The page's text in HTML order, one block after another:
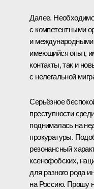
Далее.
с компетентными
и международными
имеющийся опыт,
контакты, так и
с нелегальной
Серьёзное
преступности
поднималась на
прокуратуры.
резонансный
ксенофобских,
для разного рода
на Россию. Прошу